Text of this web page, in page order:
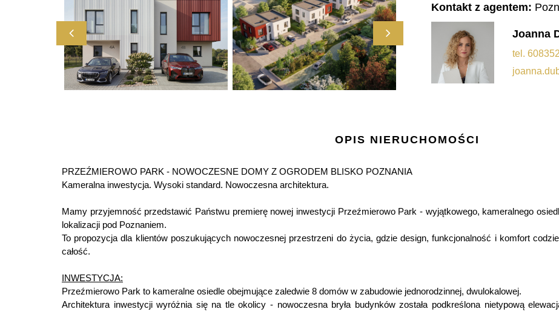
Kontakt z agentem:
Joanna
tel.
OPIS NIERUCHOMOŚCI
PRZEŹMIEROWO PARK - NOWOCZESNE DOMY Z OGRODEM BLISKO POZNANIA
Kameralna inwestycja. Wysoki standard. Nowoczesna architektura.
Mamy przyjemność przedstawić Państwu premierę nowej inwestycji Przeźmierowo Park - wyjątkowego, kameralnego
lokalizacji pod Poznaniem.
To propozycja dla klientów poszukujących nowoczesnej przestrzeni do życia, gdzie design, funkcjonalność i komfort
całość.
INWESTYCJA:
Przeźmierowo Park to kameralne osiedle obejmujące zaledwie 8 domów w zabudowie jednorodzinnej, dwulokalowej.
Architektura inwestycji wyróżnia się na tle okolicy - nowoczesna bryła budynków została podkreślona nietypową